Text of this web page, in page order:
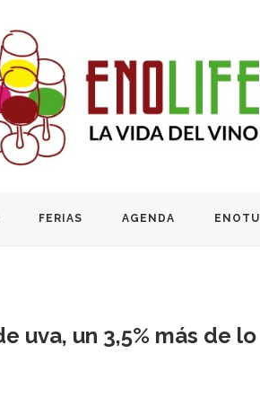
FERIAS AGENDA
uva, un 3,5% más de